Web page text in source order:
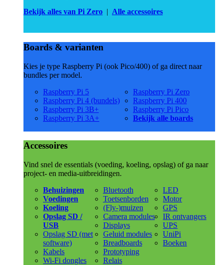
Bekijk alles van Pi Zero | Alle accessoires
Boards & varianten
Kies je type Raspberry Pi (ook Pico/400) of ga direct naar
bundles per model.
Raspberry Pi 5
Raspberry Pi 4 (bundels)
Raspberry Pi 3B+
Raspberry Pi 3A+
Raspberry Pi Zero
Raspberry Pi 400
Raspberry Pi Pico
Bekijk alle boards
Accessoires
Vind snel de essentials (voeding, koeling, opslag) of ga naar
project- en media-uitbreidingen.
Behuizingen
Voedingen
Koeling
Opslag SD /
USB
Opslag SD (met
software)
Kabels
Wi-Fi dongles
Bluetooth
Toetsenborden
(Fly-)muizen
Camera modules
Displays
Geluid modules
Breadboards
Prototyping
Relais
LED
Motor
GPS
IR ontvangers
UPS
UniPi
Boeken